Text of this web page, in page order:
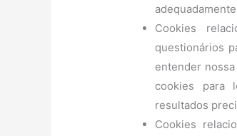
Cookies
questionários
entender
cookies para
resultados
Cookies